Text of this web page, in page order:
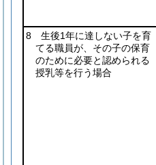
8 生後1年に達しない子を育
てる職員が、その子の保育
のために必要と認められる
授乳等を行う場合